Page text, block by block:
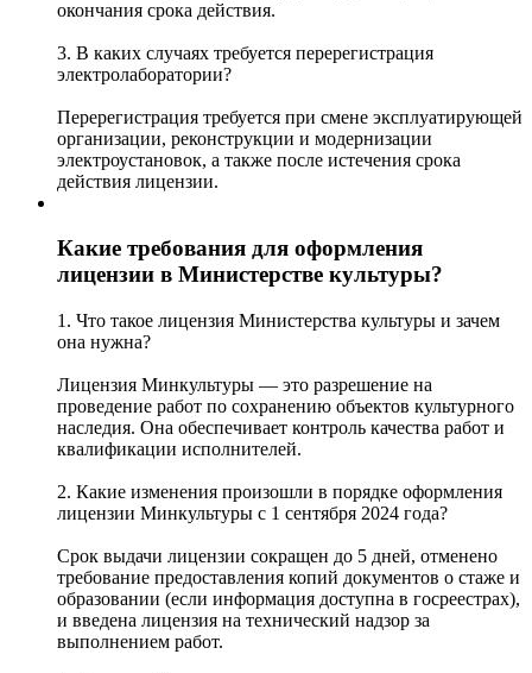
окончания срока действия.
3. В каких случаях требуется перерегистрация
электролаборатории?
Перерегистрация требуется при смене эксплуатирующей
организации, реконструкции и модернизации
электроустановок, а также после истечения срока
действия лицензии.
Какие требования для оформления
лицензии в Министерстве культуры?
1. Что такое лицензия Министерства культуры и зачем
она нужна?
Лицензия Минкультуры — это разрешение на
проведение работ по сохранению объектов культурного
наследия. Она обеспечивает контроль качества работ и
квалификации исполнителей.
2. Какие изменения произошли в порядке оформления
лицензии Минкультуры с 1 сентября 2024 года?
Срок выдачи лицензии сокращен до 5 дней, отменено
требование предоставления копий документов о стаже и
образовании (если информация доступна в госреестрах),
и введена лицензия на технический надзор за
выполнением работ.